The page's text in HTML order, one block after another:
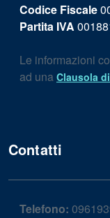
Codice Fiscale
Partita IVA
Le informazioni
ad una Clausola
Contatti
Telefono: